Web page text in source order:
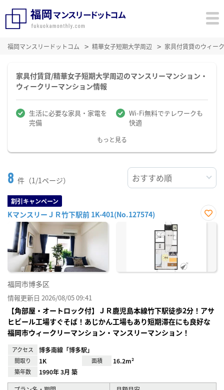
福岡マンスリードットコム 精華女子短期大学周辺 家具付賃貸のウィー
家具付賃貸/精華女子短期大学周辺のマンスリーマンション・
ウィークリーマンション情報
生活に必要な家具・家電を
完備
Wi-Fi無料でテレワークも
快適
もっと見る
8 件（1/1ページ）
割引キャンペーン
KマンスリーＪＲ竹下駅前 1K-401(No.127574)
お気
福岡市博多区
情報更新日 2026/08/05 09:41
【角部屋・オートロック付】ＪＲ鹿児島本線竹下駅徒歩2分！アサ
ヒビール工場すぐそば！あじかん工場もあり短期滞在にも良好な
福岡市ウィークリーマンション・マンスリーマンション！
アクセス 博多南線「博多駅」
間取り 1K 面積 16.2m²
築年数 1990年 3月 築